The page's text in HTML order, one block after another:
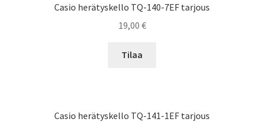
Casio herätyskello TQ-140-7EF tarjous
19,00 €
Tilaa
Casio herätyskello TQ-141-1EF tarjous